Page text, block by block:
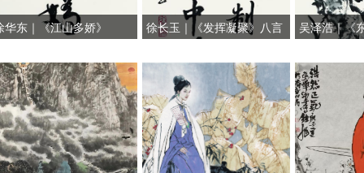
｜《江山多娇》
徐长玉｜《发挥凝聚》八言
吴泽浩｜《东